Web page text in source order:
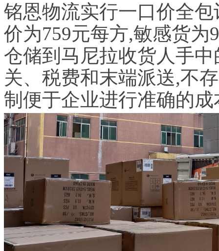
铭恩物流实行一口价全
价为759元每方,敏感货
仓储到马尼拉收货人手
关、税费和末端派送,不
制便于企业进行准确的